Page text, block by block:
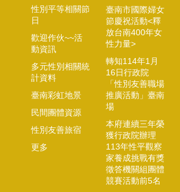
性別平等相關節
日
歡迎作伙~~活
動資訊
多元性別相關統
計資料
臺南彩虹地景
民間團體資源
性別友善旅宿
更多
臺南市國際婦女
節慶祝活動<釋
放台南400年女
性力量>
轉知114年1月
16日行政院
「性別友善職場
推廣活動」臺南
場
本府連續三年榮
獲行政院辦理
113年性平觀察
家養成挑戰有獎
徵答機關組團體
競賽活動前5名